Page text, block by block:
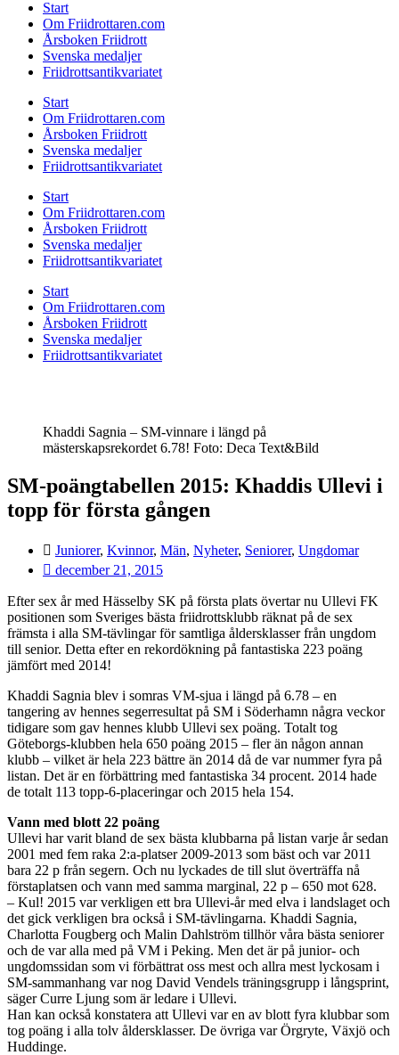
Start
Om Friidrottaren.com
Årsboken Friidrott
Svenska medaljer
Friidrottsantikvariatet
Start
Om Friidrottaren.com
Årsboken Friidrott
Svenska medaljer
Friidrottsantikvariatet
Start
Om Friidrottaren.com
Årsboken Friidrott
Svenska medaljer
Friidrottsantikvariatet
Start
Om Friidrottaren.com
Årsboken Friidrott
Svenska medaljer
Friidrottsantikvariatet
Khaddi Sagnia – SM-vinnare i längd på
mästerskapsrekordet 6.78! Foto: Deca Text&Bild
SM-poängtabellen 2015: Khaddis Ullevi i
topp för första gången
Juniorer, Kvinnor, Män, Nyheter, Seniorer, Ungdomar
december 21, 2015
Efter sex år med Hässelby SK på första plats övertar nu Ullevi FK
positionen som Sveriges bästa friidrottsklubb räknat på de sex
främsta i alla SM-tävlingar för samtliga åldersklasser från ungdom
till senior. Detta efter en rekordökning på fantastiska 223 poäng
jämfört med 2014!
Khaddi Sagnia blev i somras VM-sjua i längd på 6.78 – en
tangering av hennes segerresultat på SM i Söderhamn några veckor
tidigare som gav hennes klubb Ullevi sex poäng. Totalt tog
Göteborgs-klubben hela 650 poäng 2015 – fler än någon annan
klubb – vilket är hela 223 bättre än 2014 då de var nummer fyra på
listan. Det är en förbättring med fantastiska 34 procent. 2014 hade
de totalt 113 topp-6-placeringar och 2015 hela 154.
Vann med blott 22 poäng
Ullevi har varit bland de sex bästa klubbarna på listan varje år sedan
2001 med fem raka 2:a-platser 2009-2013 som bäst och var 2011
bara 22 p från segern. Och nu lyckades de till slut överträffa nå
förstaplatsen och vann med samma marginal, 22 p – 650 mot 628.
– Kul! 2015 var verkligen ett bra Ullevi-år med elva i landslaget och
det gick verkligen bra också i SM-tävlingarna. Khaddi Sagnia,
Charlotta Fougberg och Malin Dahlström tillhör våra bästa seniorer
och de var alla med på VM i Peking. Men det är på junior- och
ungdomssidan som vi förbättrat oss mest och allra mest lyckosam i
SM-sammanhang var nog David Vendels träningsgrupp i långsprint,
säger Curre Ljung som är ledare i Ullevi.
Han kan också konstatera att Ullevi var en av blott fyra klubbar som
tog poäng i alla tolv åldersklasser. De övriga var Örgryte, Växjö och
Huddinge.